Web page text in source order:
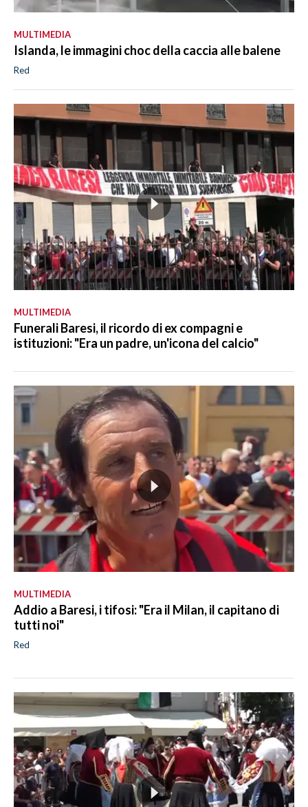
MULTIMEDIA
Islanda, le immagini choc della caccia alle balene
Red
MULTIMEDIA
Funerali Baresi, il ricordo di ex compagni e
istituzioni: "Era un padre, un'icona del calcio"
MULTIMEDIA
Addio a Baresi, i tifosi: "Era il Milan, il capitano di
tutti noi"
Red